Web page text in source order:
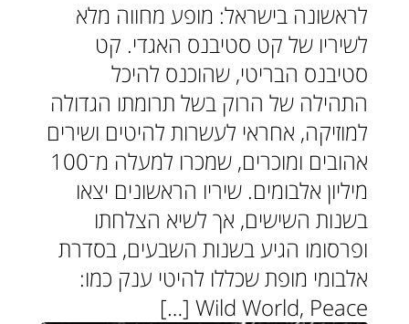
לראשונה בישראל: מופע מחווה מלא
לשיריו של קט סטיבנס האגדי. קט
סטיבנס הבריטי, שהוכנס להיכל
התהילה של הרוק בשל תרומתו הגדולה
למוזיקה, אחראי לעשרות להיטים ושירים
אהובים ומוכרים, שמכרו למעלה מ־100
מיליון אלבומים. שיריו הראשונים יצאו
בשנות השישים, אך לשיא הצלחתו
ופרסומו הגיע בשנות השבעים, בסדרת
אלבומי מופת שכללו להיטי ענק כמו:
Wild World, Peace […]